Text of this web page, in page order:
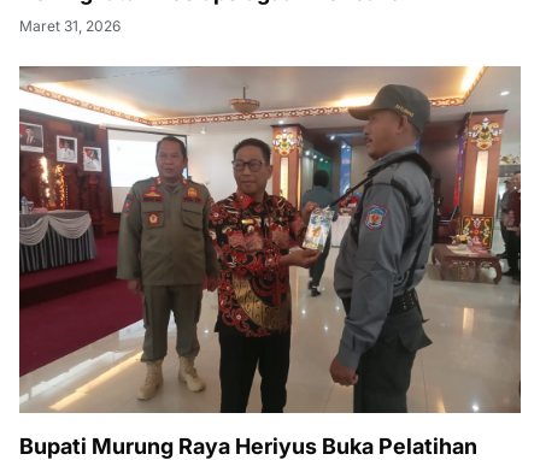
Maret 31, 2026
Bupati Murung Raya Heriyus Buka Pelatihan